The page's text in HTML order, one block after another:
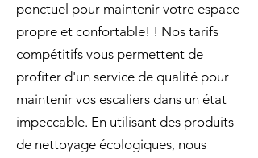
ponctuel pour maintenir votre espace
propre et confortable! ! Nos tarifs
compétitifs vous permettent de
profiter d'un service de qualité pour
maintenir vos escaliers dans un état
impeccable. En utilisant des produits
de nettoyage écologiques, nous